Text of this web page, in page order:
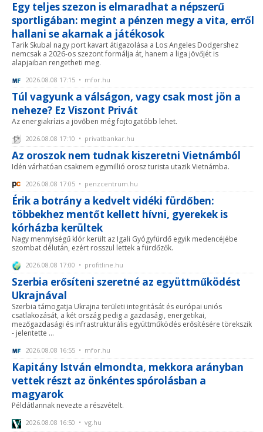
Egy teljes szezon is elmaradhat a népszerű
sportligában: megint a pénzen megy a vita, erről
hallani se akarnak a játékosok
Tarik Skubal nagy port kavart átigazolása a Los Angeles Dodgershez
nemcsak a 2026-os szezont formálja át, hanem a liga jövőjét is
alapjaiban rengetheti meg.
2026.08.08 17:15 • mfor.hu
Túl vagyunk a válságon, vagy csak most jön a
neheze? Ez Viszont Privát
Az energiakrízis a jövőben még fojtogatóbb lehet.
2026.08.08 17:10 • privatbankar.hu
Az oroszok nem tudnak kiszeretni Vietnámból
Idén várhatóan csaknem egymillió orosz turista utazik Vietnámba.
2026.08.08 17:05 • penzcentrum.hu
Érik a botrány a kedvelt vidéki fürdőben:
többekhez mentőt kellett hívni, gyerekek is
kórházba kerültek
Nagy mennyiségű klór került az Igali Gyógyfürdő egyik medencéjébe
szombat délután, ezért rosszul lettek a fürdőzők.
2026.08.08 17:00 • profitline.hu
Szerbia erősíteni szeretné az együttműködést
Ukrajnával
Szerbia támogatja Ukrajna területi integritását és európai uniós
csatlakozását, a két ország pedig a gazdasági, energetikai,
mezőgazdasági és infrastrukturális együttműködés erősítésére törekszik
- jelentette ...
2026.08.08 16:55 • mfor.hu
Kapitány István elmondta, mekkora arányban
vettek részt az önkéntes spórolásban a
magyarok
Példátlannak nevezte a részvételt.
2026.08.08 16:50 • vg.hu